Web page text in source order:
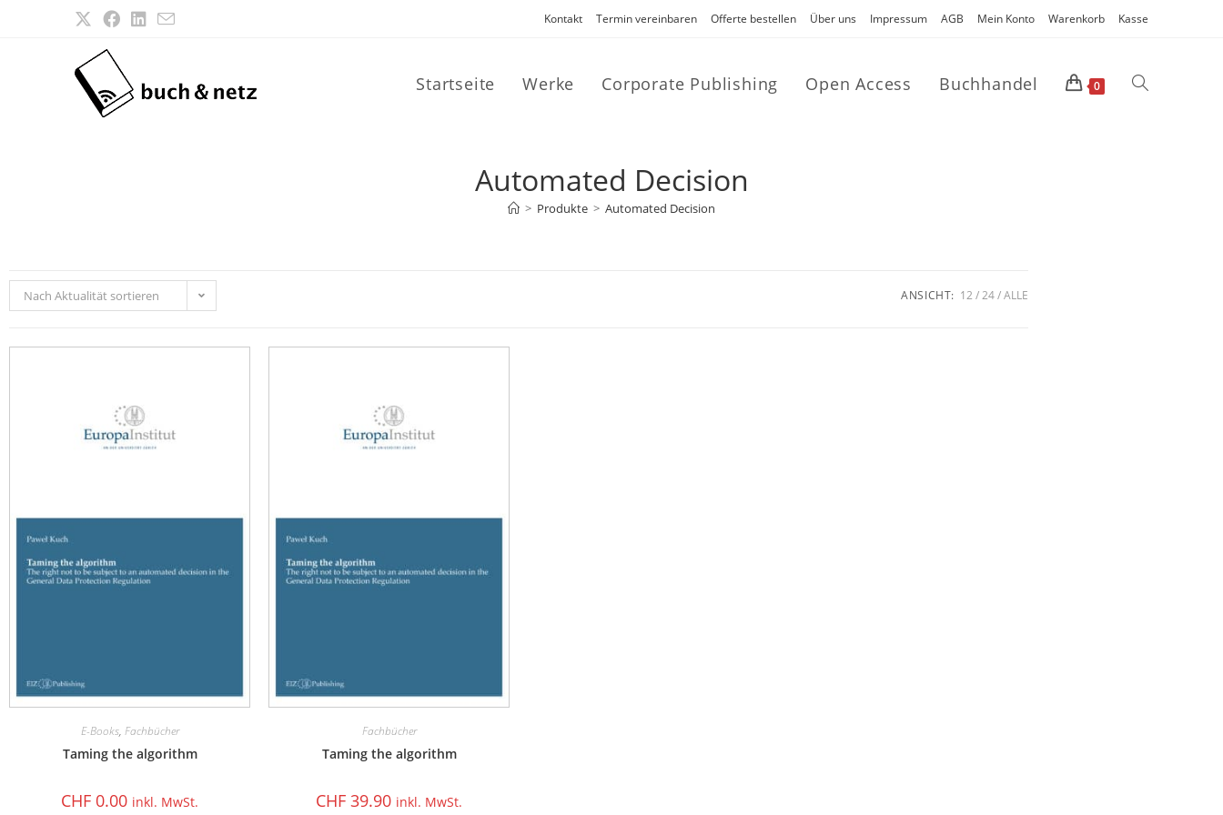
Kontakt Termin vereinbaren Offerte bestellen Über uns Impressum AGB Mein Konto Warenkorb Kasse
Startseite Werke Corporate Publishing Open Access Buchhandel 0
Automated Decision
> Produkte > Automated Decision
Nach Aktualität sortieren ANSICHT: 12 24 ALLE
E-Books, Fachbücher
Taming the algorithm
CHF 0.00 inkl. MwSt.
Fachbücher
Taming the algorithm
CHF 39.90 inkl. MwSt.